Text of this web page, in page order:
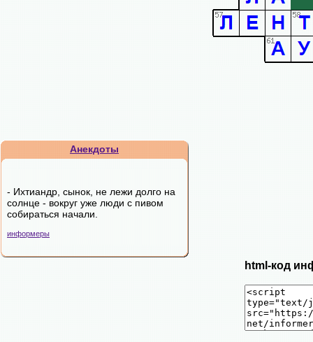
Анекдоты
- Ихтиандр, сынок, не лежи долго на
солнце - вокруг уже люди с пивом
собираться начали.
информеры
html-код